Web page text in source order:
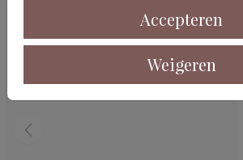
Accepteren
Weigeren